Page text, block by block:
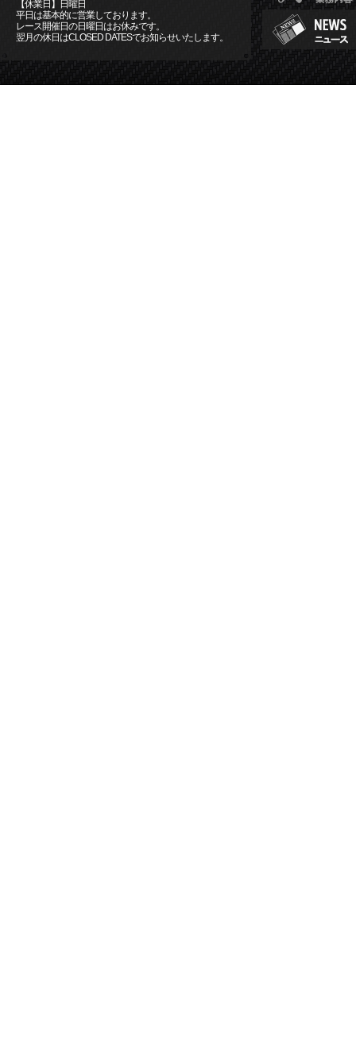
【休業日】日曜日
平日は基本的に営業しております。
レース開催日の日曜日はお休みです。
翌月の休日はCLOSED DATESでお知らせいたします。